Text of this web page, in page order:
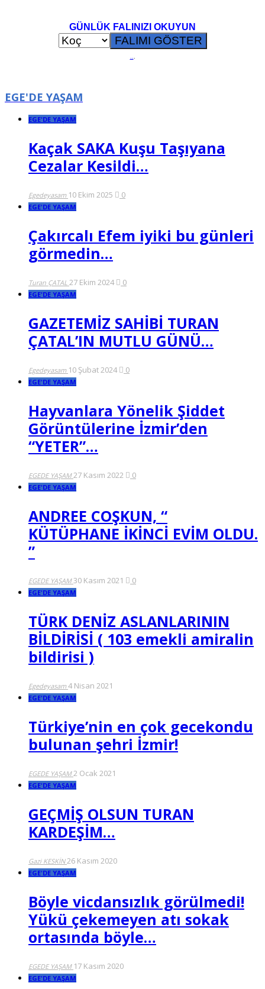
GÜNLÜK FALINIZI OKUYUN
EGE'DE YAŞAM
EGE'DE YAŞAM
Kaçak SAKA Kuşu Taşıyana
Cezalar Kesildi…
Egedeyasam 10 Ekim 2025 0
EGE'DE YAŞAM
Çakırcalı Efem iyiki bu günleri
görmedin…
Turan ÇATAL 27 Ekim 2024 0
EGE'DE YAŞAM
GAZETEMİZ SAHİBİ TURAN
ÇATAL’IN MUTLU GÜNÜ…
Egedeyasam 10 Şubat 2024 0
EGE'DE YAŞAM
Hayvanlara Yönelik Şiddet
Görüntülerine İzmir’den
“YETER”…
EGEDE YAŞAM27 Kasım 2022 0
EGE'DE YAŞAM
ANDREE COŞKUN, “
KÜTÜPHANE İKİNCİ EVİM OLDU.
”
EGEDE YAŞAM30 Kasım 2021 0
EGE'DE YAŞAM
TÜRK DENİZ ASLANLARININ
BİLDİRİSİ ( 103 emekli amiralin
bildirisi )
Egedeyasam4 Nisan 2021
EGE'DE YAŞAM
Türkiye’nin en çok gecekondu
bulunan şehri İzmir!
EGEDE YAŞAM2 Ocak 2021
EGE'DE YAŞAM
GEÇMİŞ OLSUN TURAN
KARDEŞİM…
Gazi KESKİN26 Kasım 2020
EGE'DE YAŞAM
Böyle vicdansızlık görülmedi!
Yükü çekemeyen atı sokak
ortasında böyle…
EGEDE YAŞAM 17 Kasım 2020
EGE'DE YAŞAM